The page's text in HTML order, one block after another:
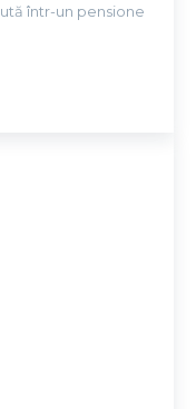
într-un pensione